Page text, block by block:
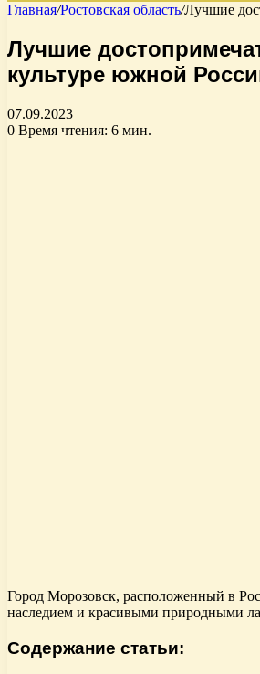
Главная/Ростовская область/Лучшие
Лучшие
культуре южной
07.09.2023
0 Время чтения: 6 мин.
Город Морозовск, расположенный в
наследием и красивыми природными
Содержание статьи: